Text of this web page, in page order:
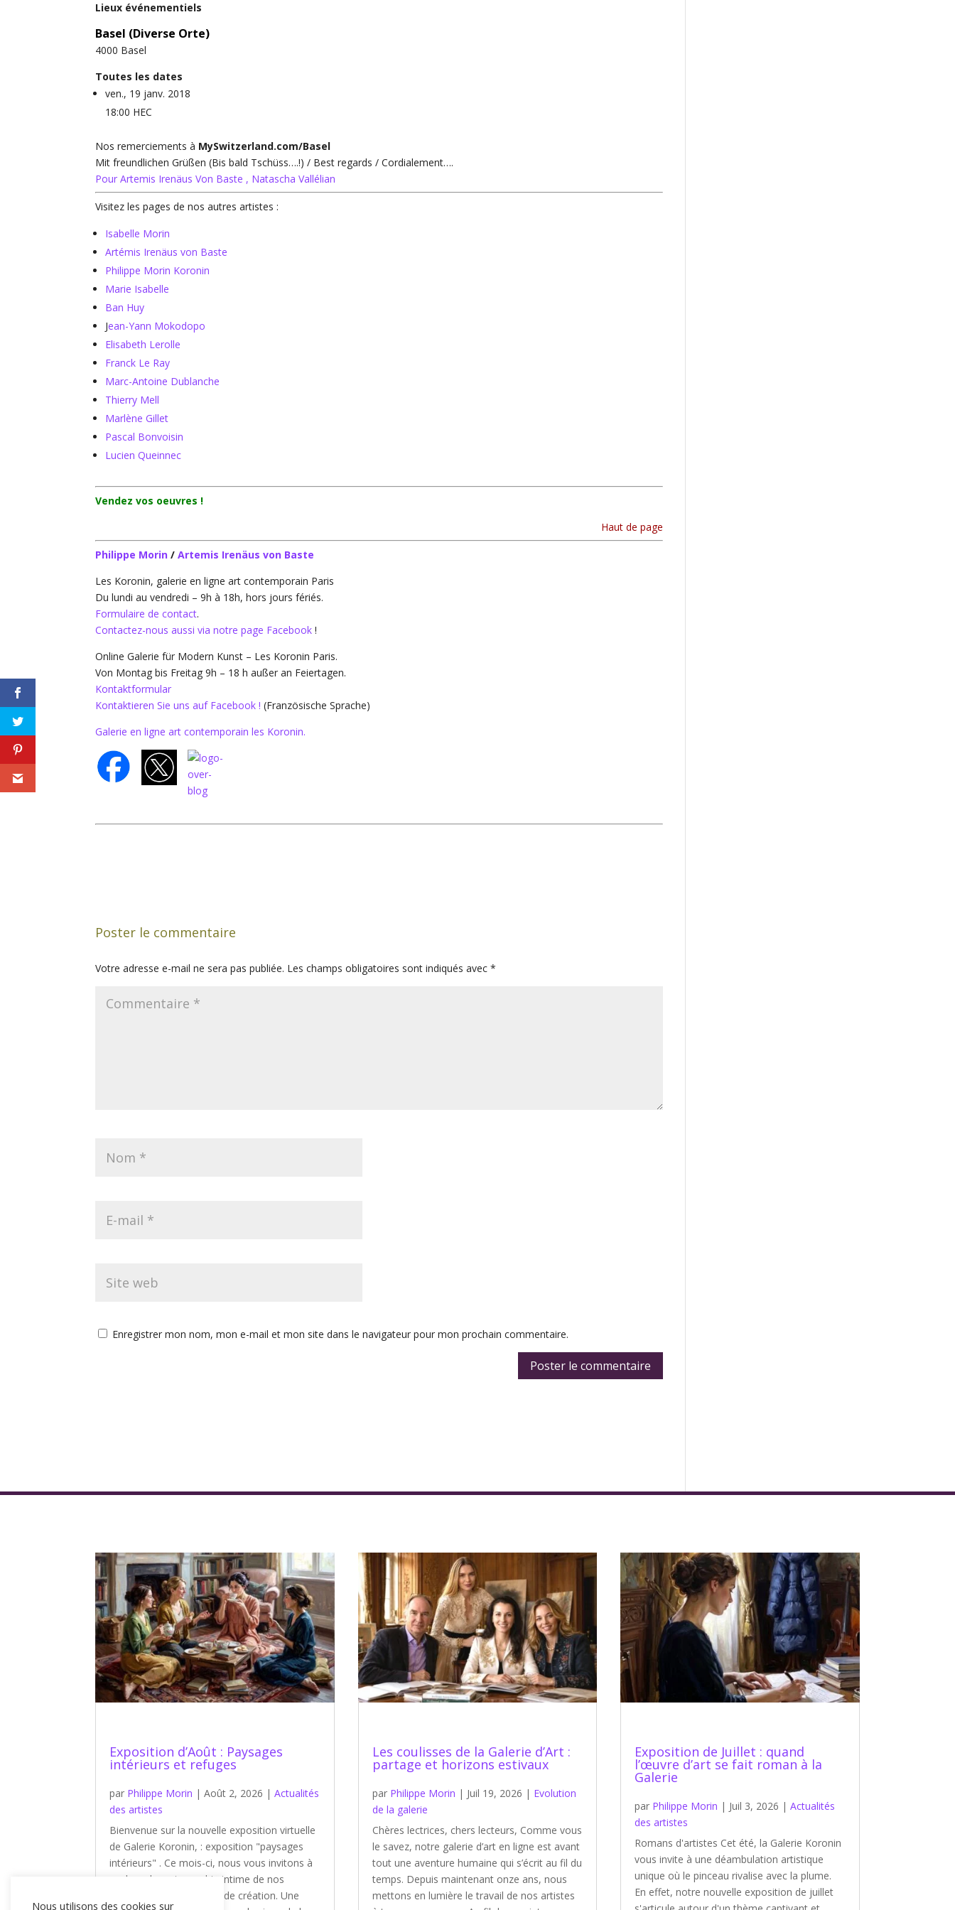
Lieux événementiels
Basel (Diverse Orte)
4000 Basel
Toutes les dates
ven., 19 janv. 2018
18:00 HEC
Nos remerciements à MySwitzerland.com/Basel
Mit freundlichen Grüßen (Bis bald Tschüss….!) / Best regards / Cordialement….
Pour Artemis Irenäus Von Baste , Natascha Vallélian
Visitez les pages de nos autres artistes :
Isabelle Morin
Artémis Irenäus von Baste
Philippe Morin Koronin
Marie Isabelle
Ban Huy
Jean-Yann Mokodopo
Elisabeth Lerolle
Franck Le Ray
Marc-Antoine Dublanche
Thierry Mell
Marlène Gillet
Pascal Bonvoisin
Lucien Queinnec
Vendez vos oeuvres !
Haut de page
Philippe Morin /Artemis Irenäus von Baste
Les Koronin, galerie en ligne art contemporain Paris
Du lundi au vendredi – 9h à 18h, hors jours fériés.
Formulaire de contact.
Contactez-nous aussi via notre page Facebook!
Online Galerie für Modern Kunst – Les Koronin Paris.
Von Montag bis Freitag 9h – 18 h außer an Feiertagen.
Kontaktformular
Kontaktieren Sie uns auf Facebook ! (Französische Sprache)
Galerie en ligne art contemporain les Koronin.
Poster le commentaire
Votre adresse e-mail ne sera pas publiée. Les champs obligatoires sont indiqués avec*
Enregistrer mon nom, mon e-mail et mon site dans le navigateur pour mon prochain commentaire.
Exposition d’Août : Paysages
intérieurs et refuges
par Philippe Morin |Août 2, 2026 |Actualités
des artistes
Bienvenue sur la nouvelle exposition virtuelle
de Galerie Koronin, : exposition "paysages
intérieurs" . Ce mois-ci, nous vous invitons à
explorer la cartographie intime de nos
artistes et leurs espaces de création. Une
Les coulisses de la Galerie d’Art :
partage et horizons estivaux
par Philippe Morin | Juil 19, 2026 | Evolution
de la galerie
Chères lectrices, chers lecteurs, Comme vous
le savez, notre galerie d’art en ligne est avant
tout une aventure humaine qui s’écrit au fil du
temps. Depuis maintenant onze ans, nous
mettons en lumière le travail de nos artistes
Exposition de Juillet : quand
l’œuvre d’art se fait roman à la
Galerie
par Philippe Morin | Juil 3, 2026 | Actualités
des artistes
Romans d'artistes Cet été, la Galerie Koronin
vous invite à une déambulation artistique
unique où le pinceau rivalise avec la plume.
En effet, notre nouvelle exposition de juillet
Nous utilisons des cookies sur